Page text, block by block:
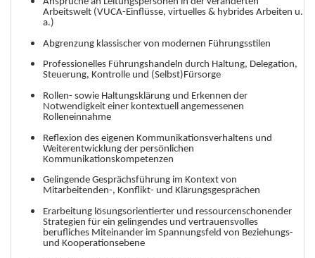
Arbeitswelt (VUCA-Einflüsse, virtuelles & hybrides Arbeiten u.
a.)
Abgrenzung klassischer von modernen Führungsstilen
Professionelles Führungshandeln durch Haltung, Delegation,
Steuerung, Kontrolle und (Selbst)Fürsorge
Rollen- sowie Haltungsklärung und Erkennen der
Notwendigkeit einer kontextuell angemessenen
Rolleneinnahme
Reflexion des eigenen Kommunikationsverhaltens und
Weiterentwicklung der persönlichen
Kommunikationskompetenzen
Gelingende Gesprächsführung im Kontext von
Mitarbeitenden-, Konflikt- und Klärungsgesprächen
Erarbeitung lösungsorientierter und ressourcenschonender
Strategien für ein gelingendes und vertrauensvolles
berufliches Miteinander im Spannungsfeld von Beziehungs-
und Kooperationsebene